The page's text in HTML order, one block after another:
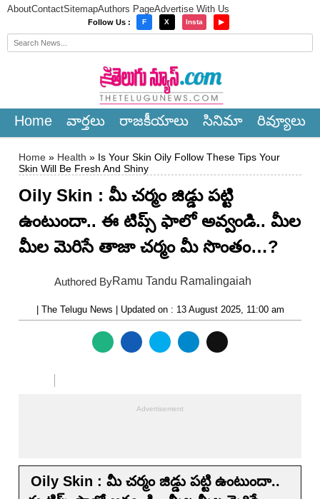
AboutContactSitemapAuthors PageAdvertise With Us
Follow Us : F X Insta ▶
Home వార్త‌లు రాజ‌కీయాలు సినిమా రివ్యూలు
Home » Health » Is Your Skin Oily Follow These Tips Your
Skin Will Be Fresh And Shiny
Oily Skin : మీ చర్మం జిడ్డు పట్టి
ఉంటుందా.. ఈ టిప్స్ ఫాలో అవ్వండి.. మీల
మీల మెరిసే తాజా చర్మం మీ సొంతం…?
Authored ByRamu Tandu Ramalingaiah
| The Telugu News | Updated on : 13 August 2025, 11:00 am
Oily Skin : మీ చర్మం జిడ్డు పట్టి ఉంటుందా..